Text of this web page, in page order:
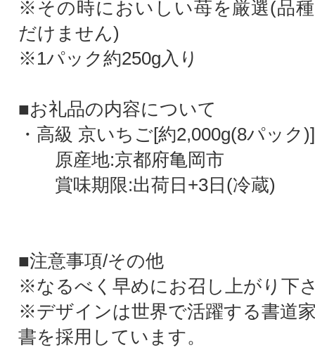
※その時においしい苺を厳選(品
だけません)
※1パック約250g入り
■お礼品の内容について
・高級 京いちご[約2,000g(8パック)]
原産地:京都府亀岡市
賞味期限:出荷日+3日(冷蔵)
■注意事項/その他
※なるべく早めにお召し上がり下
※デザインは世界で活躍する書道
書を採用しています。